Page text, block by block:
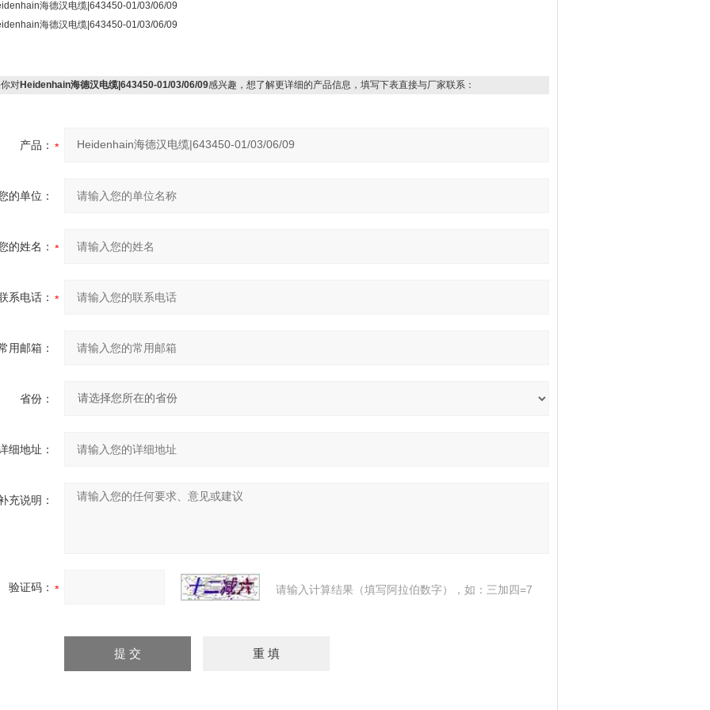
对Heidenhain海德汉电缆|643450-01/03/06/09感兴趣，想了解更详细的产品信息，填写下表直接与厂家联系：
产品：
的单位：
的姓名：
系电话：
用邮箱：
省份：
细地址：
充说明：
验证码： 请输入计算结果（填写阿拉伯数字），如：三加四=7